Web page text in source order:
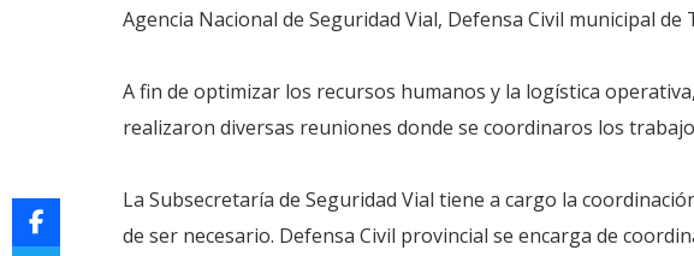
Agencia Nacional de Seguridad Vial, Defensa Civil municipal de
A fin de optimizar los recursos humanos y la logística
realizaron diversas reuniones donde se coordinaros los
La Subsecretaría de Seguridad Vial tiene a cargo la
de ser necesario. Defensa Civil provincial se encarga de